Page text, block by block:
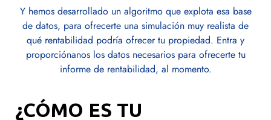
Y hemos desarrollado un algoritmo que explota esa base
de datos, para ofrecerte una simulación muy realista de
qué rentabilidad podría ofrecer tu propiedad. Entra y
proporciónanos los datos necesarios para ofrecerte tu
informe de rentabilidad, al momento.